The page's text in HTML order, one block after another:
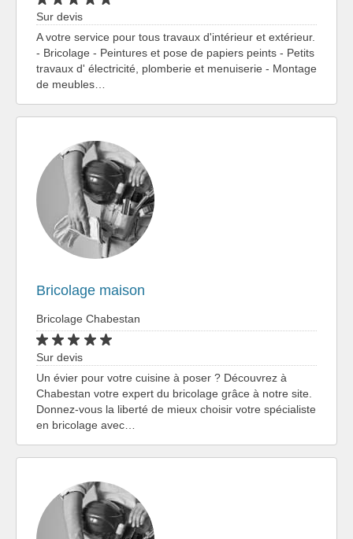
Sur devis
A votre service pour tous travaux d'intérieur et extérieur.
- Bricolage - Peintures et pose de papiers peints - Petits
travaux d' électricité, plomberie et menuiserie - Montage
de meubles…
Bricolage maison
Bricolage Chabestan
Sur devis
Un évier pour votre cuisine à poser ? Découvrez à
Chabestan votre expert du bricolage grâce à notre site.
Donnez-vous la liberté de mieux choisir votre spécialiste
en bricolage avec…